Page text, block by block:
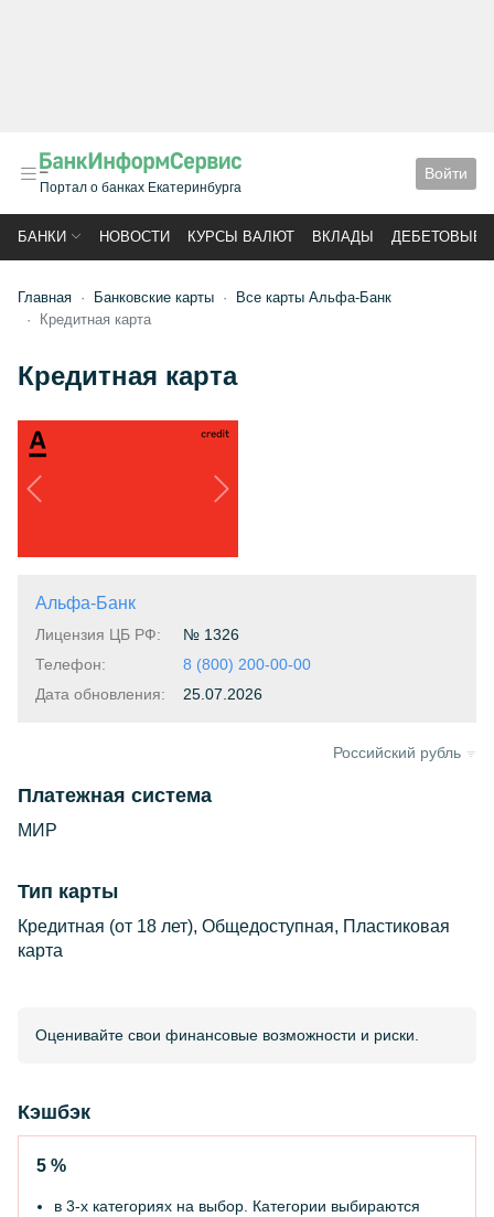
Портал о банках Екатеринбурга
Войти
БАНКИ НОВОСТИ КУРСЫ ВАЛЮТ ВКЛАДЫ ДЕБЕТОВЫЕ
Главная Банковские карты
Все карты Альфа-Банк
Кредитная карта
Кредитная карта
Предыдущая Следующая
Альфа-Банк
Лицензия ЦБ РФ:
№ 1326
Телефон:
8 (800) 200-00-00
Дата обновления:
25.07.2026
Российский рубль
Платежная система
МИР
Тип карты
Кредитная (от 18 лет), Общедоступная, Пластиковая
карта
Оценивайте свои финансовые возможности и риски.
Кэшбэк
5 %
в 3-х категориях на выбор. Категории выбираются